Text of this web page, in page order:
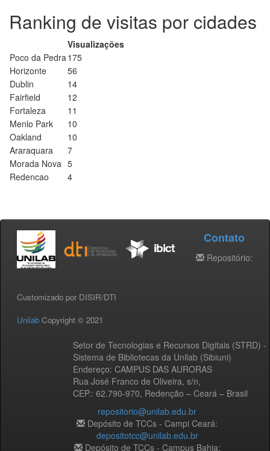
Ranking de visitas por cidades
Visualizações
Poco da Pedra175
Horizonte
56
Dublin
14
Fairfield
12
Fortaleza
11
Menlo Park
10
Oakland
10
Araraquara
7
Morada Nova 5
Redencao
4
Customizado por DISIR/DTI
Unilab Copyright © 2021
Setor de Tecnologias e Recursos Digitais (STRD) -
Sistema de Bibliotecas da Unilab (Sibiuni)
Endereço: CAMPUS DAS AURORAS
Rua José Franco de Oliveira, s/n,
CEP.: 62.790-970, Redenção – Ceará – Brasil
Contato
Repositório:
repositorio@unilab.edu.br
Depósito de TCCs - Campi Ceará:
depositotcc@unilab.edu.br
Depósito de TCCs - Campus Bahia: